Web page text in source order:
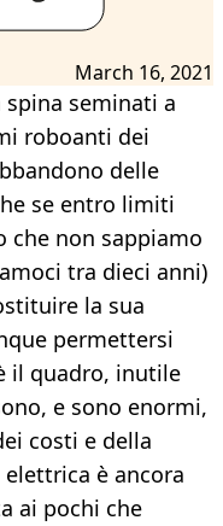
March 16, 2021
seminati a
roboanti dei
delle
se entro limiti
che non sappiamo
tra dieci anni)
la sua
permettersi
il quadro, inutile
e sono enormi,
costi e della
è ancora
ai pochi che